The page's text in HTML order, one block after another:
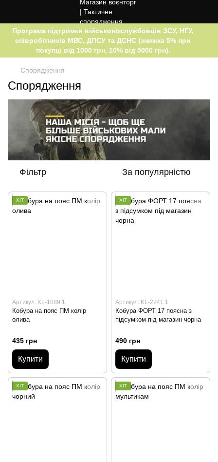
Програма підтримки військовослужбовців ЗСУ, НГУ,
співробітників МВС, ДПСУ та ДСНС (знижка 5% при
покупці від 1000 грн, 10% від 5000 грн).
Спорядження
Спорядження
Фільтр За популярністю
ХІТ
Артикул: KL-1089.1
Кобура на пояс ПМ колір
олива
435 грн
Купити
ХІТ
Артикул: KL-2241.1
Кобура ФОРТ 17 поясна з
підсумком під магазин чорна
490 грн
Купити
ХІТ ХІТ